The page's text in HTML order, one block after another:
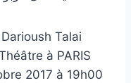
Talai
à PARIS
2017 à 19h00